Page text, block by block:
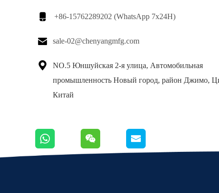
 +86-15762289202 (WhatsApp 7x24H)
 sale-02@chenyangmfg.com

NO.5 Юншуйская 2-я улица, Автомобильная
промышленность Новый город, район Джимо,
Китай